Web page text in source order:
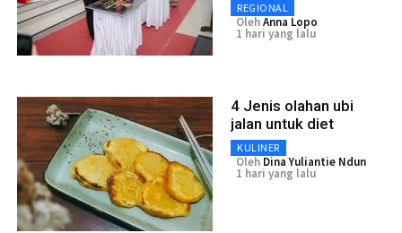
REGIONAL
OlehAnna Lopo
1 hari yang lalu
4 Jenis olahan ubi
jalan untuk diet
KULINER
Oleh Dina Yuliantie Ndun
1 hari yang lalu